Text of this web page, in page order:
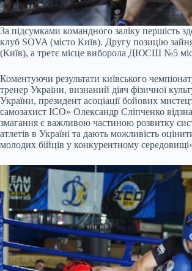
За підсумками командного заліку першість
клуб SOVA (місто Київ). Другу позицію
(Київ), а третє місце виборола ДЮСШ №5
Коментуючи результати київського
тренер України, визнаний діяч фізичної
України, президент асоціації бойових
самозахист ICO» Олександр Сліпченко
змагання є важливою частиною розвитку
атлетів в Україні та дають можливість
молодих бійців у конкурентному